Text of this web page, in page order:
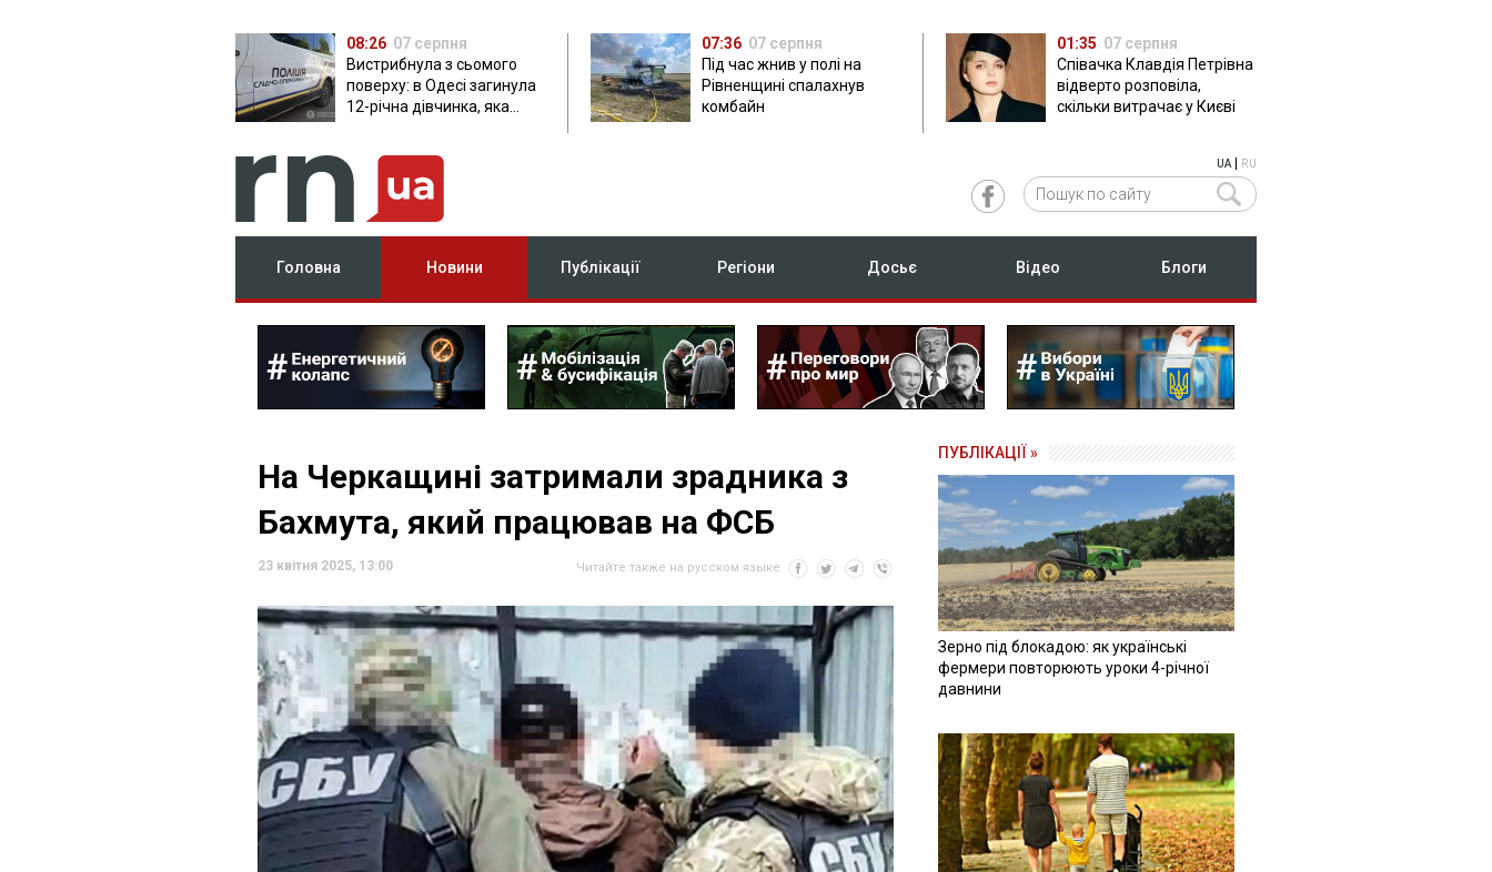
08:26 07 серпня
Вистрибнула з сьомого
поверху: в Одесі загинула
12-річна дівчинка, яка
07:36 07 серпня
Під час жнив у полі на
Рівненщині спалахнув
комбайн
01:35 07 серпня
Співачка Клавдія Петрівна
відверто розповіла,
скільки витрачає у Києві
UA| RU
Головна Новини Публікації Регіони Досьє Відео Блоги
На Черкащині затримали зрадника з
Бахмута, який працював на ФСБ
23 квітня 2025, 13:00 Читайте также на русском языке
ПУБЛІКАЦІЇ »
Зерно під блокадою: як українські
фермери повторюють уроки 4-річної
давнини